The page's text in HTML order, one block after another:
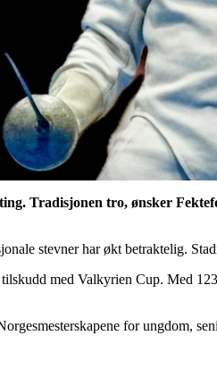
Tradisjonen tro, ønsker
stevner har økt betraktelig.
med Valkyrien Cup. Med
for ungdom,